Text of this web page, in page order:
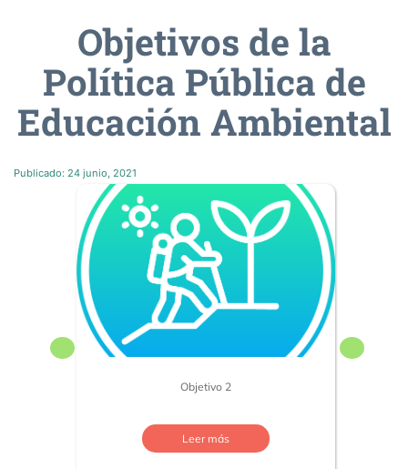
Objetivos de la
Política Pública de
Educación Ambiental
Publicado: 24 junio, 2021
Objetivo 2
Leer más